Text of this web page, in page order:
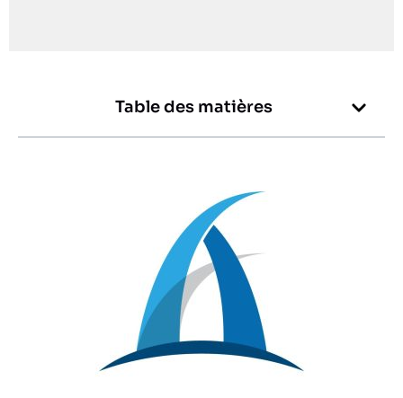
Table des matières